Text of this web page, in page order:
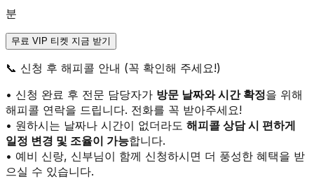
분
무료 VIP 티켓 지금 받기
📞 신청 후 해피콜 안내 (꼭 확인해 주세요!)
• 신청 완료 후 전문 담당자가 방문 날짜와 시간 확정을 위해
해피콜 연락을 드립니다. 전화를 꼭 받아주세요!
• 원하시는 날짜나 시간이 없더라도 해피콜 상담 시 편하게
일정 변경 및 조율이 가능합니다.
• 예비 신랑, 신부님이 함께 신청하시면 더 풍성한 혜택을 받
으실 수 있습니다.